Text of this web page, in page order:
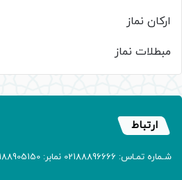
ارکان نماز
مبطلات نماز
ارتباط
شـماره تمـاس: 02188896666 نمابر: 02188905150